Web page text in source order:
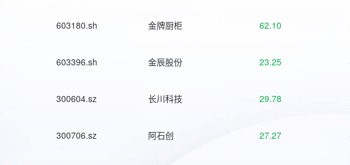
603180.sh 金牌厨柜 62.10
603396.sh 金辰股份 23.25
300604.sz 长川科技 29.78
300706.sz 阿石创 27.27